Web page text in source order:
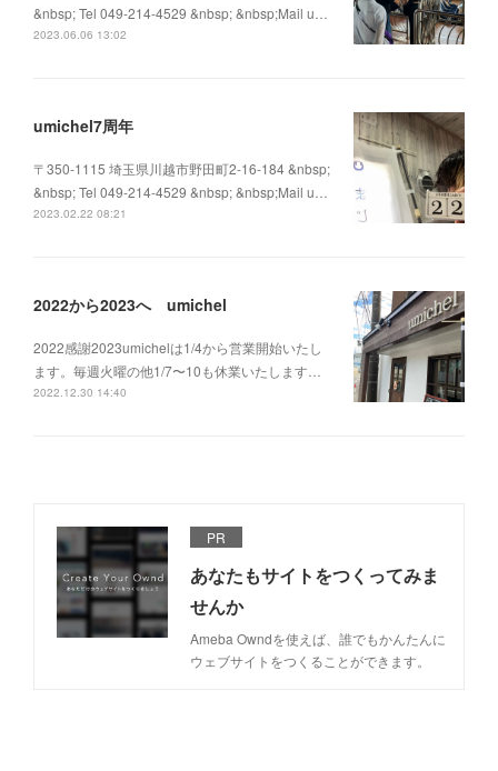
&nbsp; Tel 049-214-4529 &nbsp; &nbsp;Mail u…
2023.06.06 13:02
umichel7周年
〒350-1115 埼玉県川越市野田町2-16-184 &nbsp;
&nbsp; Tel 049-214-4529 &nbsp; &nbsp;Mail u…
2023.02.22 08:21
2022から2023へ umichel
2022感謝2023umichelは1/4から営業開始いたし
ます。毎週火曜の他1/7〜10も休業いたします…
2022.12.30 14:40
PR
あなたもサイトをつくってみま
せんか
Ameba Owndを使えば、誰でもかんたんに
ウェブサイトをつくることができます。